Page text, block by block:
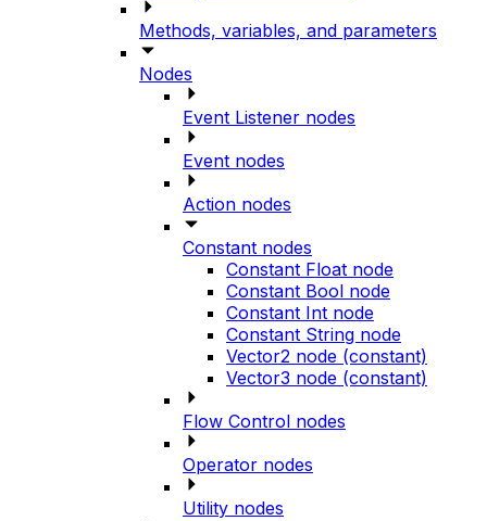
Methods, variables, and parameters
Nodes
Event Listener nodes
Event nodes
Action nodes
Constant nodes
Constant Float node
Constant Bool node
Constant Int node
Constant String node
Vector2 node (constant)
Vector3 node (constant)
Flow Control nodes
Operator nodes
Utility nodes